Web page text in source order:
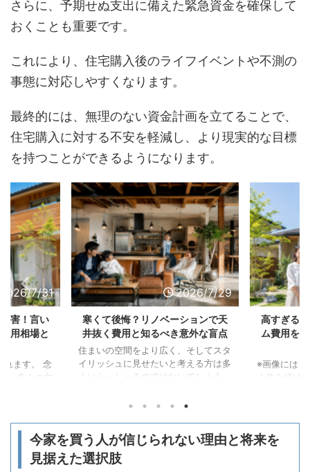
さらに、予期せぬ支出に備えた緊急資金を確保して
おくことも重要です。
これにより、住宅購入後のライフイベントや不測の
事態に対応しやすくなります。
最終的には、無理のない資金計画を立てることで、
住宅購入に対する不安を軽減し、より現実的な目標
を持つことができるようになります。
2026/7/29
ベーションで天
べき意外な盲点
広く、そしてスタ
いと考える方は多
はないでしょう
ます。 天井の板
いた空間をむき出
れまでにない開放
た、スケルトン
2026/8/6
高すぎる？一条工務店のリフォー
ム費用を他社比較で賢く安く抑え
る術
※画像にはイメージも含まれます。 長
く住み続けたマイホームがメンテナン
くりについてさまざまな悩みが生まれ
が分からずに不安を感じている方も多
いのではないでしょうか。 独自の設
リ
備
おり
感じ
今家を買う人が信じられない理由と将来を
見据えた選択肢